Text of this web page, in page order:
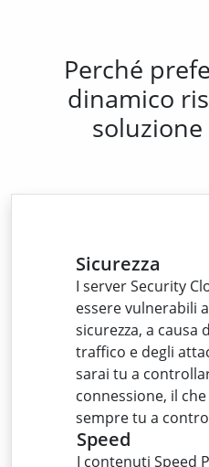
Perché
dinamico
Sicurezza
I server Security
essere vulnerabili
sicurezza, a causa
traffico e degli
sarai tu a
connessione, il
sempre tu a
Speed
I contenuti Speed